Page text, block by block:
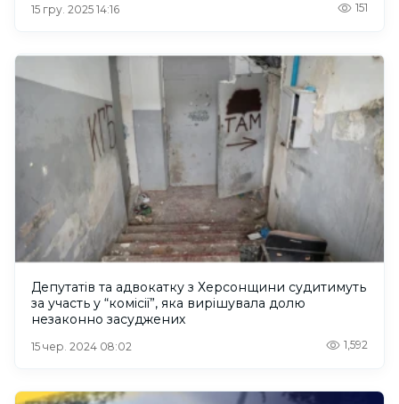
15 гру. 2025 14:16 151
Депутатів та адвокатку з Херсонщини судитимуть
за участь у “комісії”, яка вирішувала долю
незаконно засуджених
15 чер. 2024 08:02 1,592